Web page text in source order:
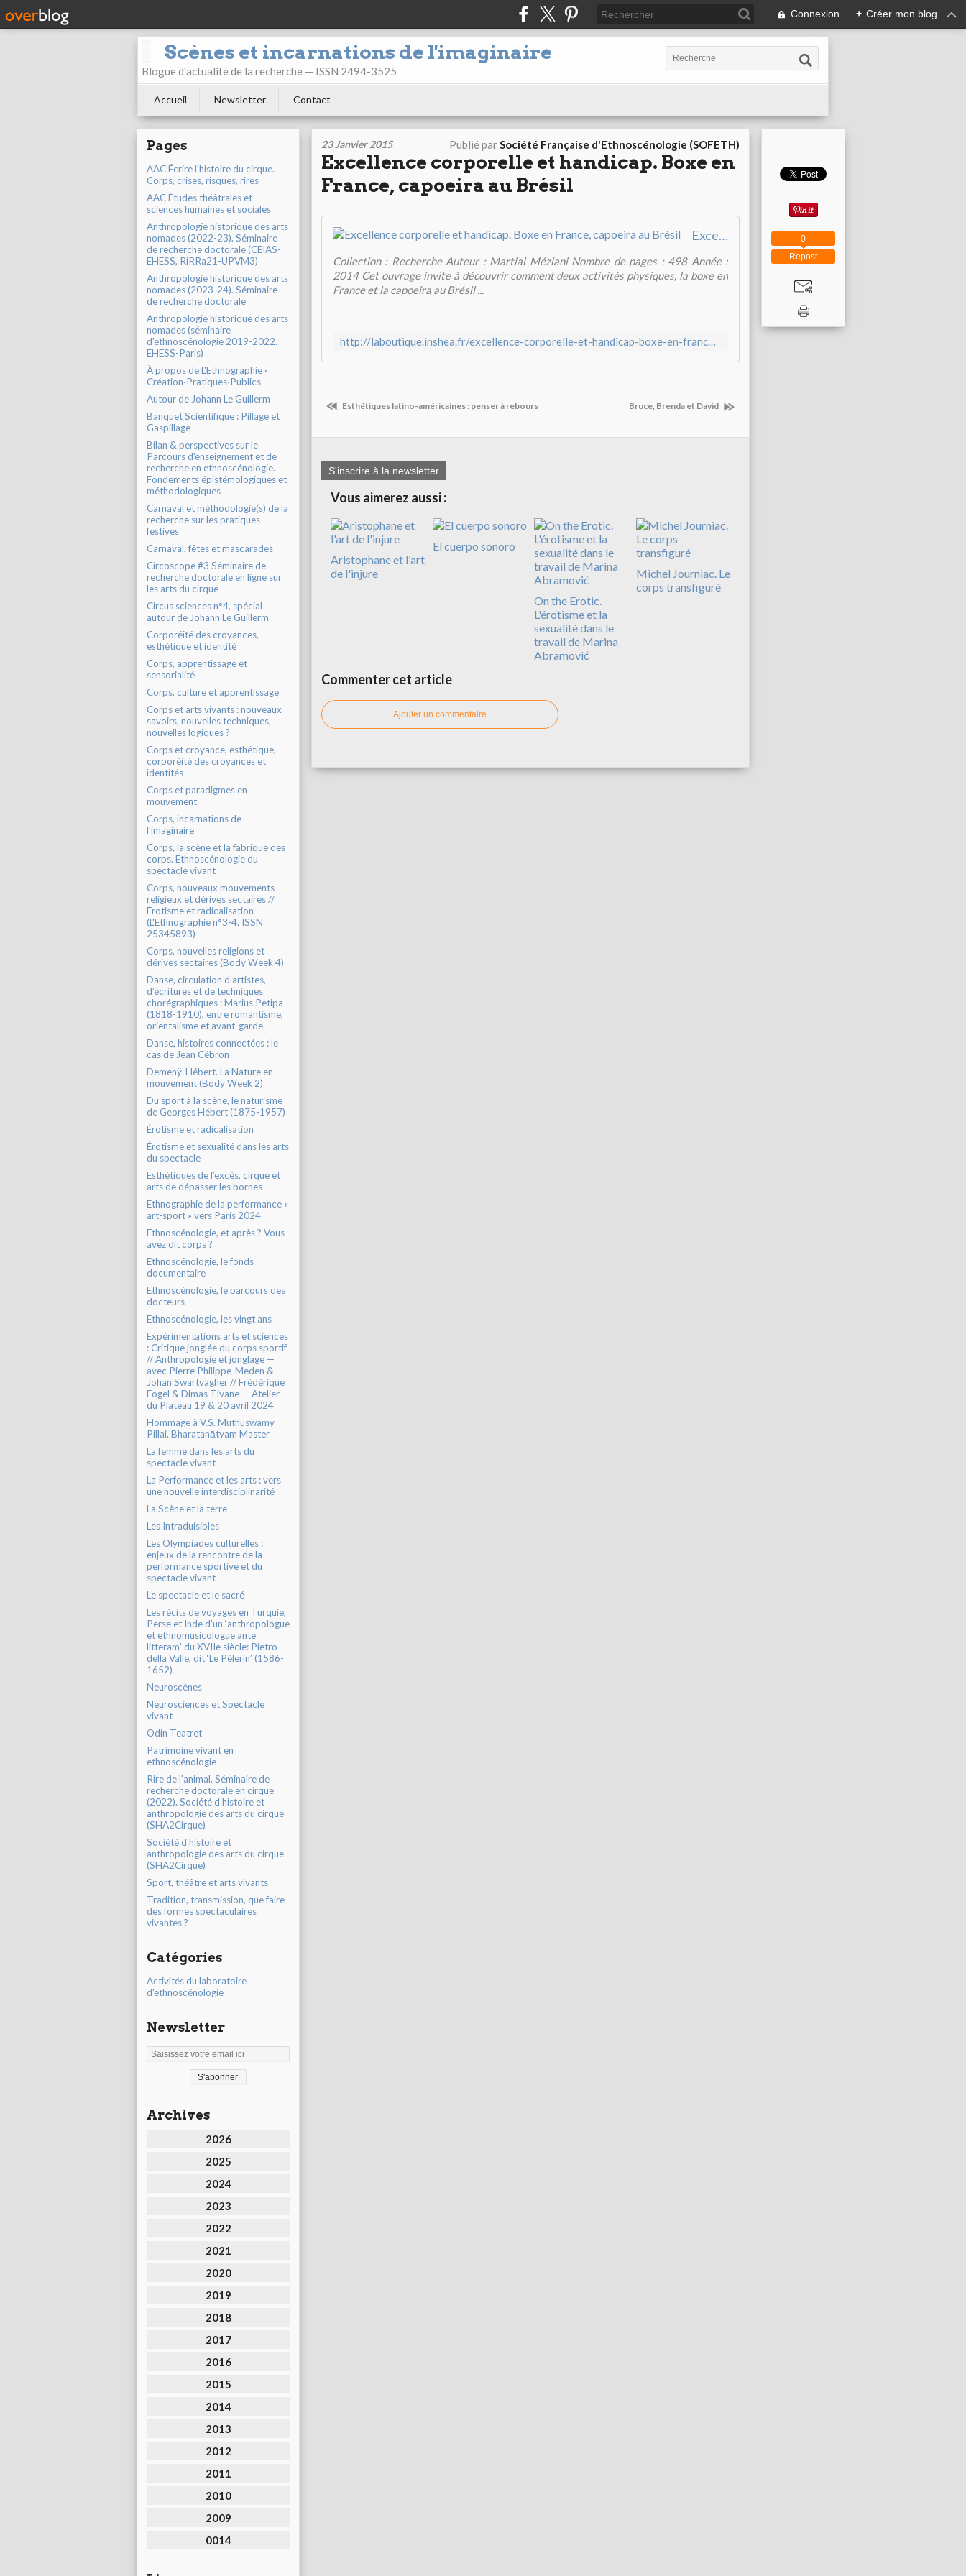
Connexion + Créer mon blog
Scènes et incarnations de l'imaginaire
Blogue d'actualité de la recherche — ISSN 2494-3525
Accueil Newsletter Contact
Pages
AAC Écrire l'histoire du cirque.
Corps, crises, risques, rires
AAC Études théâtrales et
sciences humaines et sociales
Anthropologie historique des arts
nomades (2022-23). Séminaire
de recherche doctorale (CEIAS-
EHESS, RiRRa21-UPVM3)
Anthropologie historique des arts
nomades (2023-24). Séminaire
de recherche doctorale
Anthropologie historique des arts
nomades (séminaire
d'ethnoscénologie 2019-2022.
EHESS-Paris)
À propos de L'Ethnographie ·
Création·Pratiques·Publics
Autour de Johann Le Guillerm
Banquet Scientifique : Pillage et
Gaspillage
Bilan & perspectives sur le
Parcours d'enseignement et de
recherche en ethnoscénologie.
Fondements épistémologiques et
méthodologiques
Carnaval et méthodologie(s) de la
recherche sur les pratiques
festives
Carnaval, fêtes et mascarades
Circoscope #3 Séminaire de
recherche doctorale en ligne sur
les arts du cirque
Circus sciences n°4, spécial
autour de Johann Le Guillerm
Corporéité des croyances,
esthétique et identité
Corps, apprentissage et
sensorialité
Corps, culture et apprentissage
Corps et arts vivants : nouveaux
savoirs, nouvelles techniques,
nouvelles logiques ?
Corps et croyance, esthétique,
corporéité des croyances et
identités
Corps et paradigmes en
mouvement
Corps, incarnations de
l'imaginaire
Corps, la scène et la fabrique des
corps. Ethnoscénologie du
spectacle vivant
Corps, nouveaux mouvements
religieux et dérives sectaires //
Érotisme et radicalisation
(L'Ethnographie n°3-4. ISSN
25345893)
Corps, nouvelles religions et
dérives sectaires (Body Week 4)
Danse, circulation d’artistes,
d’écritures et de techniques
chorégraphiques : Marius Petipa
(1818-1910), entre romantisme,
orientalisme et avant-garde
Danse, histoires connectées : le
cas de Jean Cébron
Demenÿ-Hébert. La Nature en
mouvement (Body Week 2)
Du sport à la scène, le naturisme
de Georges Hébert (1875-1957)
Érotisme et radicalisation
Érotisme et sexualité dans les arts
du spectacle
Esthétiques de l’excès, cirque et
arts de dépasser les bornes
Ethnographie de la performance «
art-sport » vers Paris 2024
Ethnoscénologie, et après ? Vous
avez dit corps ?
Ethnoscénologie, le fonds
documentaire
Ethnoscénologie, le parcours des
docteurs
Ethnoscénologie, les vingt ans
Expérimentations arts et sciences
: Critique jonglée du corps sportif
// Anthropologie et jonglage —
avec Pierre Philippe-Meden &
Johan Swartvagher // Frédérique
Fogel & Dimas Tivane — Atelier
du Plateau 19 & 20 avril 2024
Hommage à V.S. Muthuswamy
Pillai. Bharatanātyam Master
La femme dans les arts du
spectacle vivant
La Performance et les arts : vers
une nouvelle interdisciplinarité
La Scène et la terre
Les Intraduisibles
Les Olympiades culturelles :
enjeux de la rencontre de la
performance sportive et du
spectacle vivant
Le spectacle et le sacré
Les récits de voyages en Turquie,
Perse et Inde d’un ‘anthropologue
et ethnomusicologue ante
litteram’ du XVIIe siècle: Pietro
della Valle, dit ‘Le Pèlerin’ (1586-
1652)
Neuroscènes
Neurosciences et Spectacle
vivant
Odin Teatret
Patrimoine vivant en
ethnoscénologie
Rire de l'animal. Séminaire de
recherche doctorale en cirque
(2022). Société d'histoire et
anthropologie des arts du cirque
(SHA2Cirque)
Société d'histoire et
anthropologie des arts du cirque
(SHA2Cirque)
Sport, théâtre et arts vivants
Tradition, transmission, que faire
des formes spectaculaires
vivantes ?
Catégories
Activités du laboratoire
d'ethnoscénologie
Newsletter
Archives
2026
2025
2024
2023
2022
2021
2020
2019
2018
2017
2016
2015
2014
2013
2012
2011
2010
2009
0014
23 Janvier 2015 Publié parSociété Française d'Ethnoscénologie (SOFETH)
Excellence corporelle et handicap. Boxe en
France, capoeira au Brésil
Excellence corporelle et handicap. Boxe en France, capoeira au Brésil
Collection : Recherche Auteur : Martial Méziani Nombre de pages : 498 Année :
2014 Cet ouvrage invite à découvrir comment deux activités physiques, la boxe en
France et la capoeira au Brésil ...
http://laboutique.inshea.fr/excellence-corporelle-et-handicap-boxe-en-france-capoeira-au-bresil,fr,4,Et15_2.cfm
Esthétiques latino-américaines : penser à rebours Bruce, Brenda et David
S'inscrire à la newsletter
Vous aimerez aussi :
Aristophane et l'art
de l'injure
El cuerpo sonoro
On the Erotic.
L'érotisme et la
sexualité dans le
travail de Marina
Abramović
Michel Journiac. Le
corps transfiguré
Commenter cet article
Ajouter un commentaire
Repost
0